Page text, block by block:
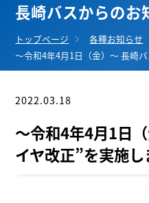
長崎バスからのお
トップページ
各種お知らせ
～令和4年4月1日（金）～ 長崎
2022.03.18
～令和4年4月1日
イヤ改正”を実施し